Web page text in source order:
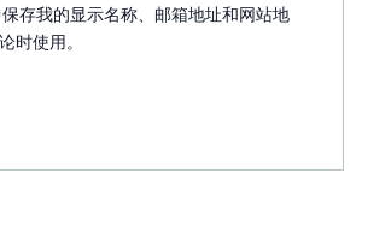
存我的显示名称、邮箱地址和网站地
时使用。